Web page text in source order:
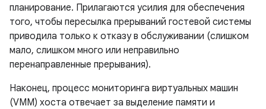
планирование. Прилагаются усилия для обеспечения
того, чтобы пересылка прерываний гостевой системы
приводила только к отказу в обслуживании (слишком
мало, слишком много или неправильно
перенаправленные прерывания).
Наконец, процесс мониторинга виртуальных машин
(VMM) хоста отвечает за выделение памяти и